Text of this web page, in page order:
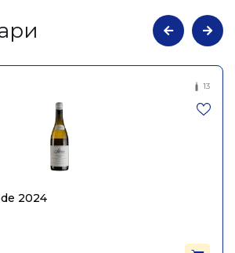
Вино виноградне
натуральне сухе біле
Домен де л'Еку Фауст,
Domaine de l'Ecu 0,75л
13
2024